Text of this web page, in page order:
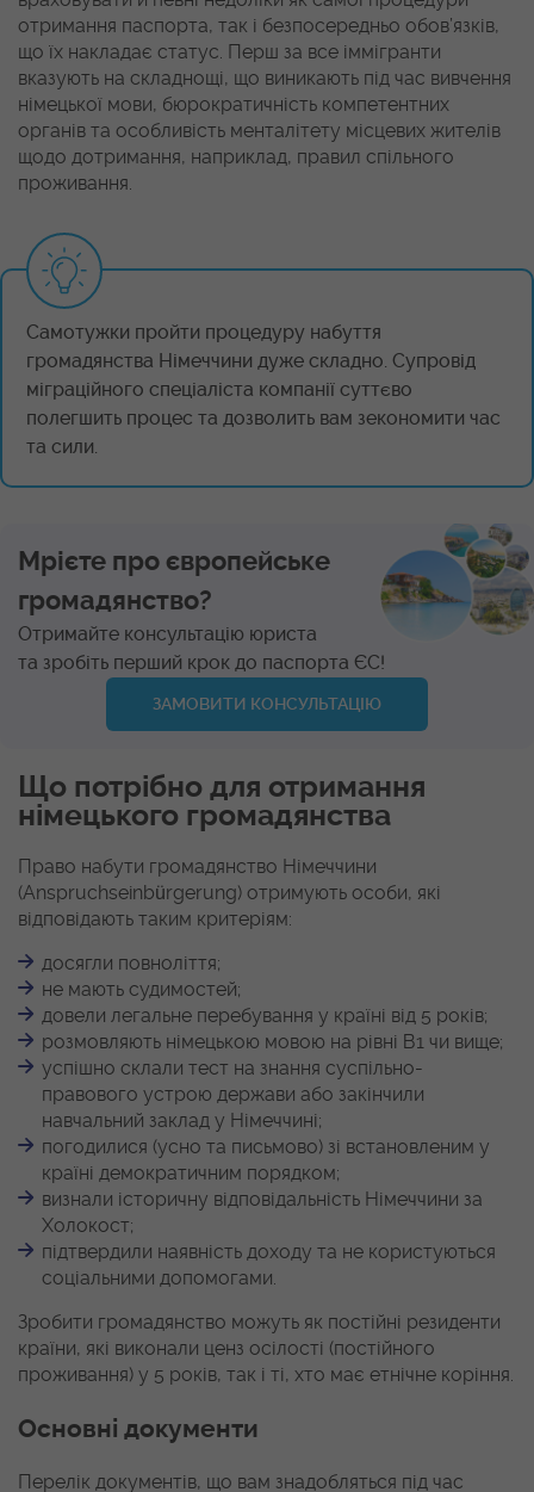
отримання паспорта, так і безпосередньо обов’язків,
що їх накладає статус. Перш за все іммігранти
вказують на складнощі, що виникають під час вивчення
німецької мови, бюрократичність компетентних
органів та особливість менталітету місцевих жителів
щодо дотримання, наприклад, правил спільного
проживання.
Самотужки пройти процедуру набуття
громадянства Німеччини дуже складно. Супровід
міграційного спеціаліста компанії суттєво
полегшить процес та дозволить вам зекономити час
та сили.
Мрієте про європейське
громадянство?
Отримайте консультацію юриста
та зробіть перший крок до паспорта ЄС!
ЗАМОВИТИ КОНСУЛЬТАЦІЮ
Що потрібно для отримання
німецького громадянства
Право набути громадянство Німеччини
(Anspruchseinbürgerung) отримують особи, які
відповідають таким критеріям:
досягли повноліття;
не мають судимостей;
довели легальне перебування у країні від 5 років;
розмовляють німецькою мовою на рівні В1 чи вище;
успішно склали тест на знання суспільно-
правового устрою держави або закінчили
навчальний заклад у Німеччині;
погодилися (усно та письмово) зі встановленим у
країні демократичним порядком;
визнали історичну відповідальність Німеччини за
Холокост;
підтвердили наявність доходу та не користуються
соціальними допомогами.
Зробити громадянство можуть як постійні резиденти
країни, які виконали ценз осілості (постійного
проживання) у 5 років, так і ті, хто має етнічне коріння.
Основні документи
Перелік документів, що вам знадобляться під час